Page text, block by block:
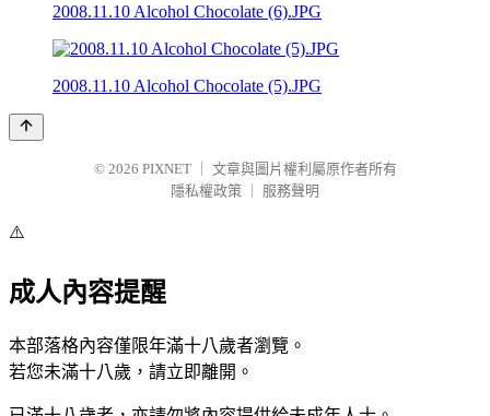
2008.11.10 Alcohol Chocolate (6).JPG
2008.11.10 Alcohol Chocolate (5).JPG
© 2026 PIXNET
文章與圖片權利屬原作者所有
隱私權政策
服務聲明
⚠️
成人內容提醒
本部落格內容僅限年滿十八歲者瀏覽。
若您未滿十八歲，請立即離開。